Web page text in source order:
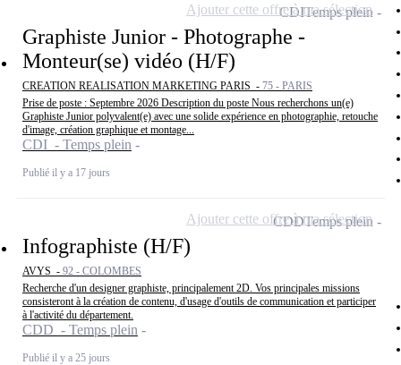
Graphiste Junior - Photographe -
Monteur(se) vidéo (H/F)
CREATION REALISATION MARKETING PARIS - 75 - PARIS
Prise de poste : Septembre 2026 Description du poste Nous recherchons un(e)
Graphiste Junior polyvalent(e) avec une solide expérience en photographie, retouche
d'image, création graphique et montage...
CDI - Temps plein
Publié il y a 17 jours
CDITemps plein
Ajouter cette offre à ma sélection
Infographiste (H/F)
AVYS - 92 - COLOMBES
Recherche d'un designer graphiste, principalement 2D. Vos principales missions
consisteront à la création de contenu, d'usage d'outils de communication et participer
à l'activité du département.
CDD - Temps plein
Publié il y a 25 jours
CDDTemps plein
Ajouter cette offre à ma sélection